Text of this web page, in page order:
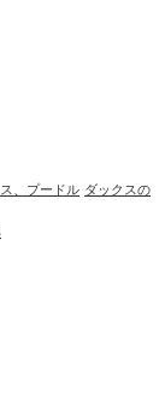
、プードル ダックスの